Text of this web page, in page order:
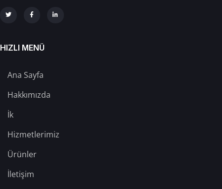
HIZLI MENÜ
Ana Sayfa
Hakkımızda
İk
Hizmetlerimiz
Ürünler
İletişim